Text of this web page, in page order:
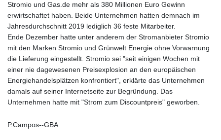
Stromio und Gas.de mehr als 380 Millionen Euro Gewinn
erwirtschaftet haben. Beide Unternehmen hatten demnach im
Jahresdurchschnitt 2019 lediglich 36 feste Mitarbeiter.
Ende Dezember hatte unter anderem der Stromanbieter Stromio
mit den Marken Stromio und Grünwelt Energie ohne Vorwarnung
die Lieferung eingestellt. Stromio sei "seit einigen Wochen mit
einer nie dagewesenen Preisexplosion an den europäischen
Energiehandelsplätzen konfrontiert", erklärte das Unternehmen
damals auf seiner Internetseite zur Begründung. Das
Unternehmen hatte mit "Strom zum Discountpreis" geworben.
P.Campos--GBA